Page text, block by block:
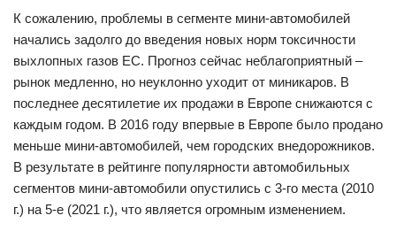
К сожалению, проблемы в сегменте мини-автомобилей
начались задолго до введения новых норм токсичности
выхлопных газов ЕС. Прогноз сейчас неблагоприятный –
рынок медленно, но неуклонно уходит от миникаров. В
последнее десятилетие их продажи в Европе снижаются с
каждым годом. В 2016 году впервые в Европе было продано
меньше мини-автомобилей, чем городских внедорожников.
В результате в рейтинге популярности автомобильных
сегментов мини-автомобили опустились с 3-го места (2010
г.) на 5-е (2021 г.), что является огромным изменением.